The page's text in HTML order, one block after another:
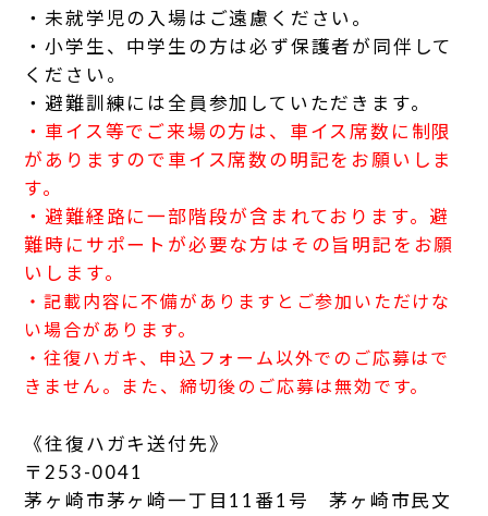
・未就学児の入場はご遠慮ください。
・小学生、中学生の方は必ず保護者が同伴して
ください。
・避難訓練には全員参加していただきます。
・車イス等でご来場の方は、車イス席数に制限
がありますので車イス席数の明記をお願いしま
す。
・避難経路に一部階段が含まれております。避
難時にサポートが必要な方はその旨明記をお願
いします。
・記載内容に不備がありますとご参加いただけな
い場合があります。
・往復ハガキ、申込フォーム以外でのご応募はで
きません。また、締切後のご応募は無効です。
《往復ハガキ送付先》
〒253-0041
茅ヶ崎市茅ヶ崎一丁目11番1号 茅ヶ崎市民文